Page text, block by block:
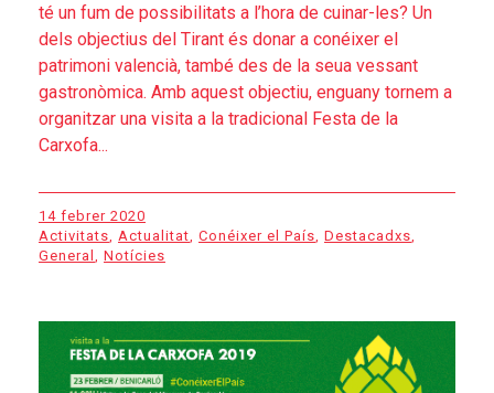
té un fum de possibilitats a l’hora de cuinar-les? Un
dels objectius del Tirant és donar a conéixer el
patrimoni valencià, també des de la seua vessant
gastronòmica. Amb aquest objectiu, enguany tornem a
organitzar una visita a la tradicional Festa de la
Carxofa...
14 febrer 2020
Activitats
Actualitat Conéixer el País Destacadxs
General
Notícies